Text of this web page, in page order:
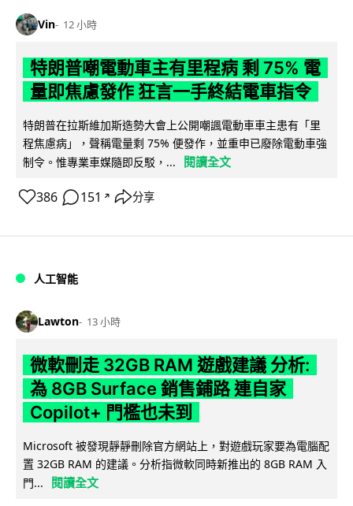
Vin 12 小時
特朗普嘲電動車主有里程病 剩 75% 電
量即焦慮發作 狂言一手終結電車指令
特朗普在拉斯維加斯造勢大會上公開嘲諷電動車車主患有「里
程焦慮病」，聲稱電量剩 75% 便發作，並重申已廢除電動車強
制令。惟專業車媒隨即反駁，...
閱讀全文
386 151 ↗ 分享
人工智能
Lawton 13 小時
微軟刪走 32GB RAM 遊戲建議 分析:
為 8GB Surface 銷售鋪路 連自家
Copilot+ 門檻也未到
Microsoft 被發現靜靜刪除官方網站上，對遊戲玩家要為電腦配
置 32GB RAM 的建議。分析指微軟同時新推出的 8GB RAM 入
門...
閱讀全文